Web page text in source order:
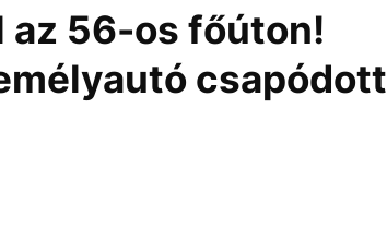
az 56-os főúton!
csapódott